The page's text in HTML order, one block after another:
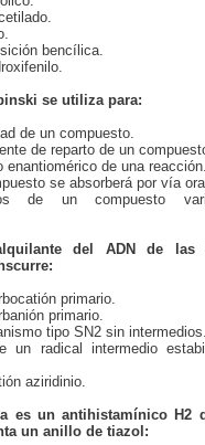
bencílica.
se utiliza para:
de un compuesto.
de reparto de un
enantiomérico de una reacción.
se absorberá por vía
de un compuesto
del ADN de las
primario.
primario.
tipo SN2 sin intermedios.
un radical intermedio
aziridinio.
es un antihistamínico H2
un anillo de tiazol: